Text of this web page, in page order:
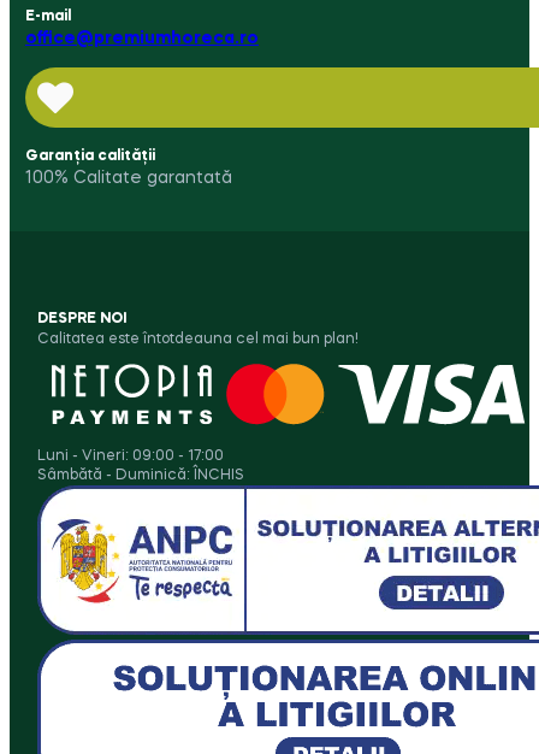
E-mail
office@premiumhoreca.ro
Garanția calității
100% Calitate garantată
DESPRE NOI
Calitatea este întotdeauna cel mai bun plan!
Luni - Vineri: 09:00 - 17:00
Sâmbătă - Duminică: ÎNCHIS